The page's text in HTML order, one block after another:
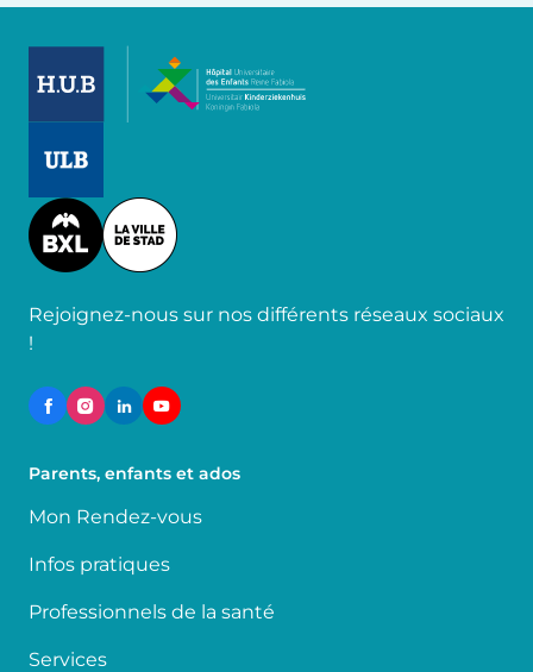
Image
Rejoignez-nous sur nos différents réseaux sociaux
!
Parents, enfants et ados
Mon Rendez-vous
Infos pratiques
Professionnels de la santé
Services